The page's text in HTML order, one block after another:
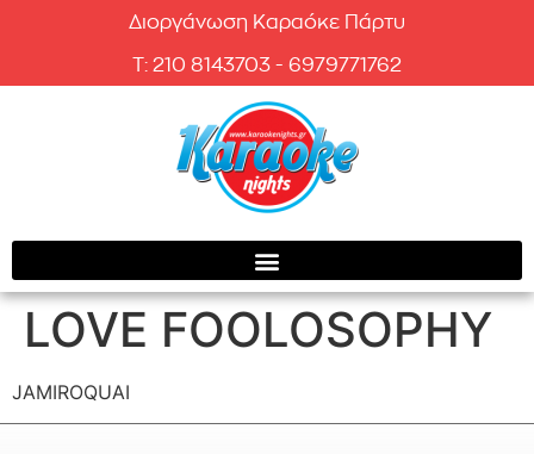
Διοργάνωση Καραόκε Πάρτυ
T: 210 8143703 - 6979771762
LOVE FOOLOSOPHY
JAMIROQUAI